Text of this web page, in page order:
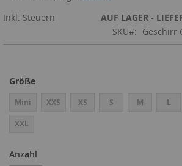
AUF LAGER -
SKU
Geschirr
Inkl. Steuern
Größe
Mini XXS XS S M L
XXL
Anzahl